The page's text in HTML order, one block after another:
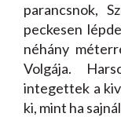
parancsnok,
peckesen
néhány
Volgája.
integettek a
ki, mint ha